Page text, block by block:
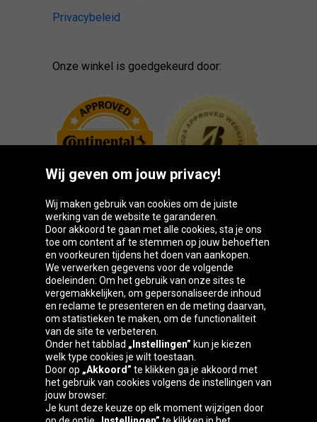
Privacybeleid
Onze winkel is goedgekeurd door:
Oponeo-groep
Belgique
Česká
republika
Deutschland Éire
España France Italia Magyarország
Wij geven om jouw privacy!
Wij maken gebruik van cookies om de juiste
werking van de website te garanderen.
Door akkoord te gaan met alle cookies, sta je ons
toe om content af te stemmen op jouw behoeften
en voorkeuren tijdens het doen van aankopen.
We verwerken gegevens voor de volgende
doeleinden: Om het gebruik van onze sites te
vergemakkelijken, om gepersonaliseerde inhoud
en reclame te presenteren en de meting daarvan,
om statistieken te maken, om de functionaliteit
van de site te verbeteren.
Onder het tabblad „Instellingen” kun je kiezen
welk type cookies je wilt toestaan.
Door op „Akkoord” te klikken ga je akkoord met
het gebruik van cookies volgens de instellingen van
jouw browser.
Je kunt deze keuze op elk moment wijzigen door